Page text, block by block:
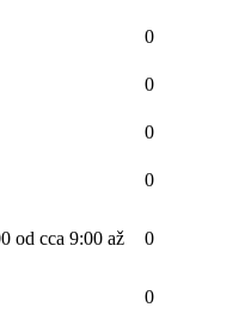
0
0
0
0
od cca 9:00 až
0
0